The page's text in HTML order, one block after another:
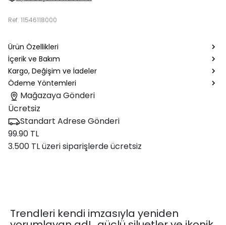
Ref. 11546118000
Ürün Özellikleri
İçerik ve Bakım
Kargo, Değişim ve İadeler
Ödeme Yöntemleri
Mağazaya Gönderi
Ücretsiz
Standart Adrese Gönderi
99.90 TL
3.500 TL üzeri siparişlerde ücretsiz
Trendleri kendi imzasıyla yeniden